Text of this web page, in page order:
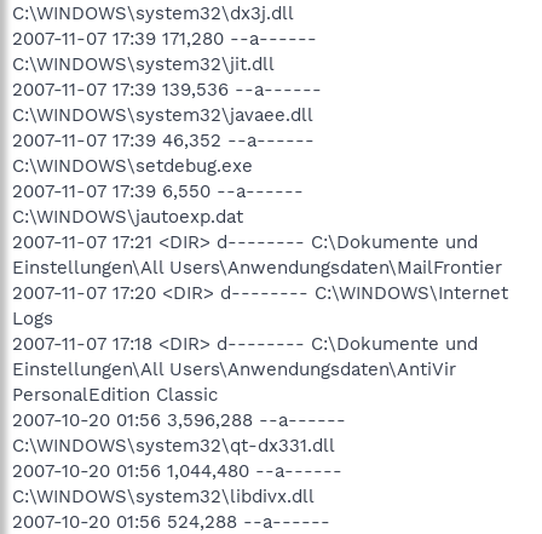
C:\WINDOWS\system32\dx3j.dll
2007-11-07 17:39 171,280 --a------
C:\WINDOWS\system32\jit.dll
2007-11-07 17:39 139,536 --a------
C:\WINDOWS\system32\javaee.dll
2007-11-07 17:39 46,352 --a------
C:\WINDOWS\setdebug.exe
2007-11-07 17:39 6,550 --a------
C:\WINDOWS\jautoexp.dat
2007-11-07 17:21 <DIR> d-------- C:\Dokumente und
Einstellungen\All Users\Anwendungsdaten\MailFrontier
2007-11-07 17:20 <DIR> d-------- C:\WINDOWS\Internet
Logs
2007-11-07 17:18 <DIR> d-------- C:\Dokumente und
Einstellungen\All Users\Anwendungsdaten\AntiVir
PersonalEdition Classic
2007-10-20 01:56 3,596,288 --a------
C:\WINDOWS\system32\qt-dx331.dll
2007-10-20 01:56 1,044,480 --a------
C:\WINDOWS\system32\libdivx.dll
2007-10-20 01:56 524,288 --a------